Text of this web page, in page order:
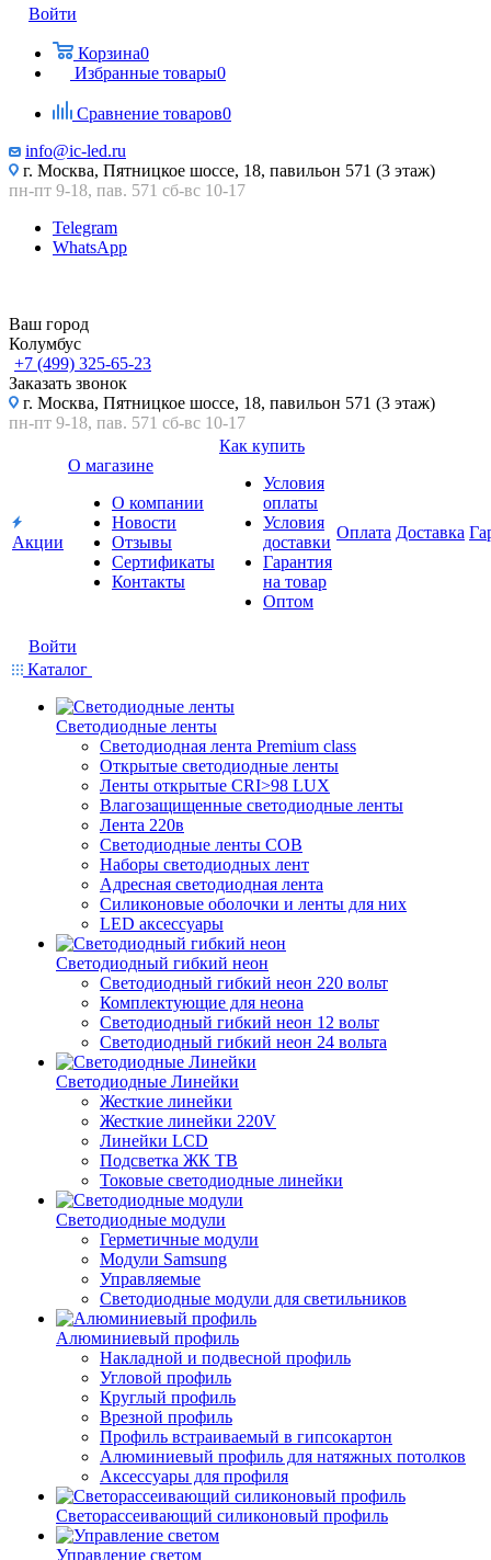
Войти
Корзина0
Избранные товары0
Сравнение товаров0
info@ic-led.ru
г. Москва, Пятницкое шоссе, 18, павильон 571 (3 этаж)
пн-пт 9-18, пав. 571 сб-вс 10-17
Telegram
WhatsApp
Ваш город
Колумбус
+7 (499) 325-65-23
Заказать звонок
г. Москва, Пятницкое шоссе, 18, павильон 571 (3 этаж)
пн-пт 9-18, пав. 571 сб-вс 10-17
Акции
О магазине
О компании
Новости
Отзывы
Сертификаты
Контакты
Как купить
Условия
оплаты
Условия
доставки
Гарантия
на товар
Оптом
Оплата Доставка
Войти
Каталог
Светодиодные ленты
Светодиодная лента Premium class
Открытые светодиодные ленты
Ленты открытые CRI>98 LUX
Влагозащищенные светодиодные ленты
Лента 220в
Светодиодные ленты COB
Наборы светодиодных лент
Адресная светодиодная лента
Силиконовые оболочки и ленты для них
LED аксессуары
Светодиодный гибкий неон
Светодиодный гибкий неон 220 вольт
Комплектующие для неона
Светодиодный гибкий неон 12 вольт
Светодиодный гибкий неон 24 вольта
Светодиодные Линейки
Жесткие линейки
Жесткие линейки 220V
Линейки LCD
Подсветка ЖК ТВ
Токовые светодиодные линейки
Светодиодные модули
Герметичные модули
Модули Samsung
Управляемые
Светодиодные модули для светильников
Алюминиевый профиль
Накладной и подвесной профиль
Угловой профиль
Круглый профиль
Врезной профиль
Профиль встраиваемый в гипсокартон
Алюминиевый профиль для натяжных потолков
Аксессуары для профиля
Светорассеивающий силиконовый профиль
Управление светом